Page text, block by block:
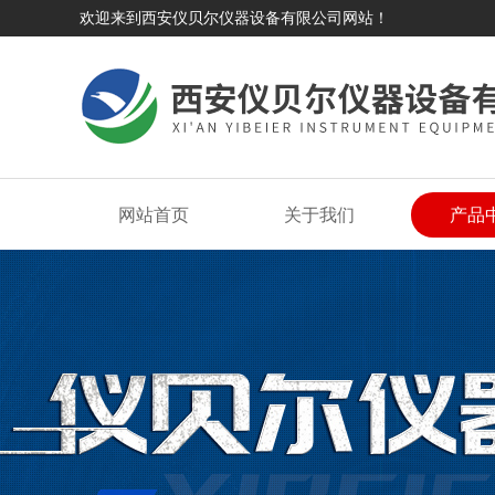
欢迎来到西安仪贝尔仪器设备有限公司网站！
网站首页 关于我们 产品